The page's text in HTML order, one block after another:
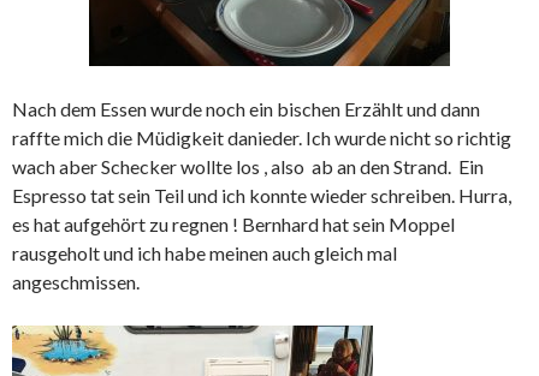
Nach dem Essen wurde noch ein bischen Erzählt und dann
raffte mich die Müdigkeit danieder. Ich wurde nicht so richtig
wach aber Schecker wollte los , also ab an den Strand. Ein
Espresso tat sein Teil und ich konnte wieder schreiben. Hurra,
es hat aufgehört zu regnen ! Bernhard hat sein Moppel
rausgeholt und ich habe meinen auch gleich mal
angeschmissen.